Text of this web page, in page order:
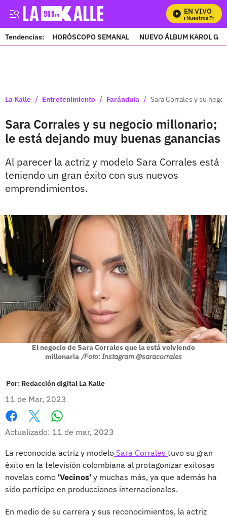
EN VIVO
Mira Todos Nuestros
Tendencias: HORÓSCOPO SEMANAL NUEVO ÁLBUM KAROL G
La Kalle / Entretenimiento / Farándula / Sara Corrales y su
Sara Corrales y su negocio millonario;
le está dejando muy buenas ganancias
Al parecer la actriz y modelo Sara Corrales está
teniendo un gran éxito con sus nuevos
emprendimientos.
El negocio de Sara Corrales que la está volviendo
millonaria /Foto: Instagram @saracorrales
Por: Redacción digital La Kalle
11 de Mar, 2023
Facebook
X
Actualizado: 11 de mar, 2023
La reconocida actriz y modelo Sara Corrales tuvo su gran
éxito en la televisión colombiana al protagonizar exitosas
novelas como 'Vecinos' y muchas más, ya que además ha
sido participe en producciones internacionales.
En medio de su carrera y sus reconocimientos, la actriz